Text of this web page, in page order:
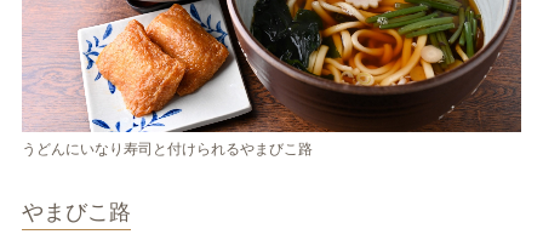
うどんにいなり寿司と付けられるやまびこ路
やまびこ路